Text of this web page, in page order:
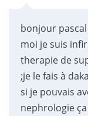
bonjour
moi je suis
therapie de
;je le fais à
si je pouvais
nephrologie